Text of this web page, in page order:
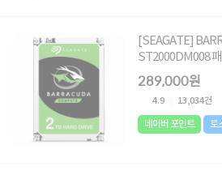
[SEAGATE]
ST2000DM008
SATA3/
일]
289,000원
4.9 13,034건
네이버 포인트 토